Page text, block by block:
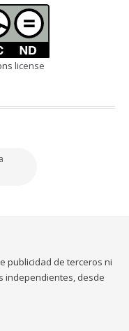
license
publicidad de terceros ni
independientes, desde